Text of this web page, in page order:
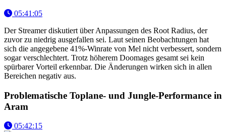
05:41:05
Der Streamer diskutiert über Anpassungen des Root Radius, der
zuvor zu niedrig ausgefallen sei. Laut seinen Beobachtungen hat
sich die angegebene 41%-Winrate von Mel nicht verbessert, sondern
sogar verschlechtert. Trotz höherem Doomages gesamt sei kein
spürbarer Vorteil erkennbar. Die Änderungen wirken sich in allen
Bereichen negativ aus.
Problematische Toplane- und Jungle-Performance in
Aram
05:42:15